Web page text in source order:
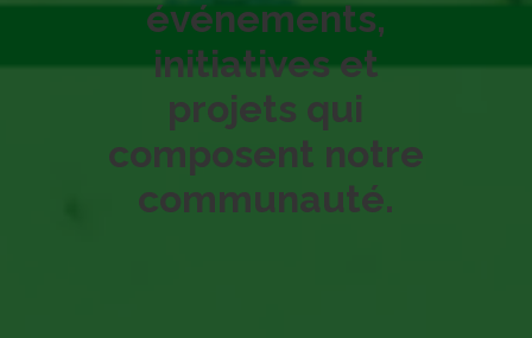
événements,
initiatives et
projets qui
composent notre
communauté.